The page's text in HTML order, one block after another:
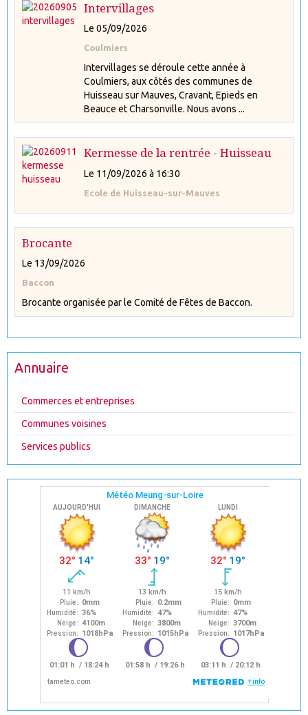
Intervillages
Le 05/09/2026
Coulmiers
Intervillages se déroule cette année à
Coulmiers, aux côtés des communes de
Huisseau sur Mauves, Cravant, Epieds en
Beauce et Charsonville. Nous avons ...
Kermesse de la rentrée - Huisseau
Le 11/09/2026 à 16:30
Ecole de Huisseau-sur-Mauves
Brocante
Le 13/09/2026
Baccon
Brocante organisée par le Comité de Fêtes de Baccon.
Annuaire
Commerces et entreprises
Communes voisines
Services publics